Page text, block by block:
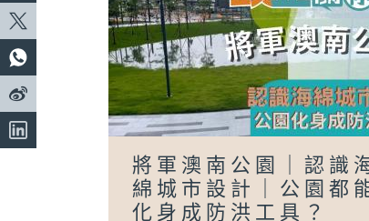
將軍澳南公園｜認識
綿城市設計｜公園都
化身成防洪工具？